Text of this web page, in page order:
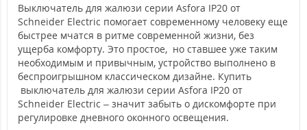
Выключатель для жалюзи серии Asfora IP20 от
Schneider Electric помогает современному человеку еще
быстрее мчатся в ритме современной жизни, без
ущерба комфорту. Это простое, но ставшее уже таким
необходимым и привычным, устройство выполнено в
беспроигрышном классическом дизайне. Купить
выключатель для жалюзи серии Asfora IP20 от
Schneider Electric – значит забыть о дискомфорте при
регулировке дневного оконного освещения.